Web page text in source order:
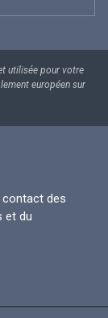
utilisée pour votre
européen sur
des
et du